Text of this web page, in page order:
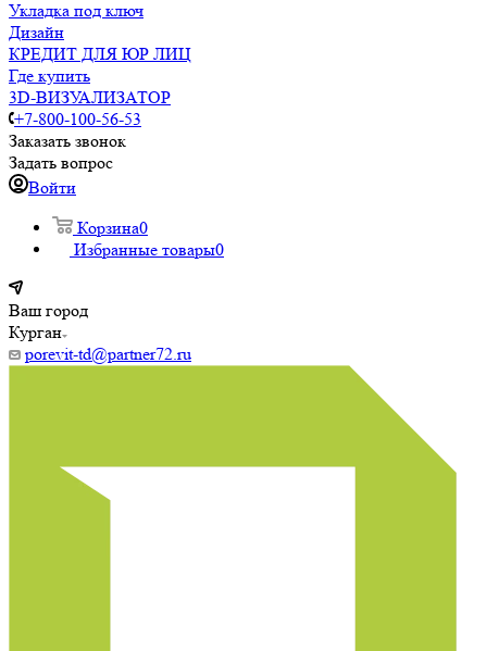
Укладка под ключ
Дизайн
КРЕДИТ ДЛЯ ЮР ЛИЦ
Где купить
3D-ВИЗУАЛИЗАТОР
+7-800-100-56-53
Заказать звонок
Задать вопрос
Войти
Корзина0
Избранные товары0
Ваш город
Курган
porevit-td@partner72.ru